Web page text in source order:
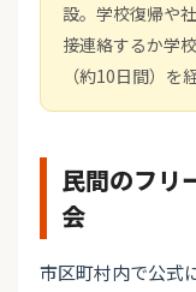
設。学校復帰や
接連絡するか学
（約10日間）
民間のフリ
会
市区町村内で公式